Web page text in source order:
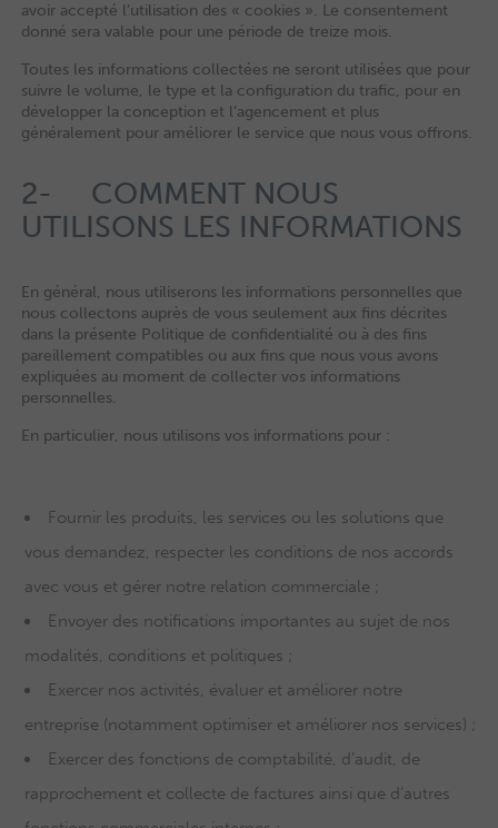
avoir accepté l’utilisation des « cookies ». Le consentement
donné sera valable pour une période de treize mois.
Toutes les informations collectées ne seront utilisées que pour
suivre le volume, le type et la configuration du trafic, pour en
développer la conception et l’agencement et plus
généralement pour améliorer le service que nous vous offrons.
2- COMMENT NOUS
UTILISONS LES INFORMATIONS
En général, nous utiliserons les informations personnelles que
nous collectons auprès de vous seulement aux fins décrites
dans la présente Politique de confidentialité ou à des fins
pareillement compatibles ou aux fins que nous vous avons
expliquées au moment de collecter vos informations
personnelles.
En particulier, nous utilisons vos informations pour :
Fournir les produits, les services ou les solutions que
vous demandez, respecter les conditions de nos accords
avec vous et gérer notre relation commerciale ;
Envoyer des notifications importantes au sujet de nos
modalités, conditions et politiques ;
Exercer nos activités, évaluer et améliorer notre
entreprise (notamment optimiser et améliorer nos services) ;
Exercer des fonctions de comptabilité, d’audit, de
rapprochement et collecte de factures ainsi que d’autres